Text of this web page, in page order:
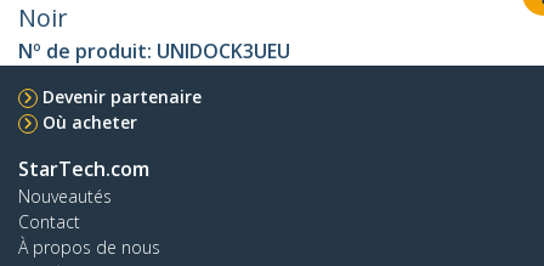
Noir
Nº de produit: UNIDOCK3UEU
Devenir partenaire
Où acheter
StarTech.com
Nouveautés
Contact
À propos de nous